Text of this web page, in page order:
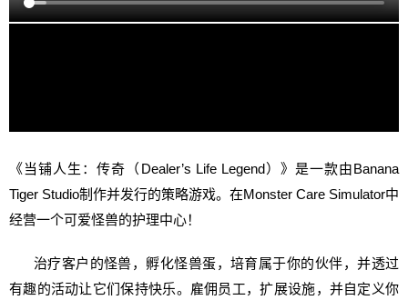
《当铺人生：传奇（Dealer’s Life Legend）》是一款由Banana
Tiger Studio制作并发行的策略游戏。在Monster Care Simulator中
经营一个可爱怪兽的护理中心！
治疗客户的怪兽，孵化怪兽蛋，培育属于你的伙伴，并透过
有趣的活动让它们保持快乐。雇佣员工，扩展设施，并自定义你